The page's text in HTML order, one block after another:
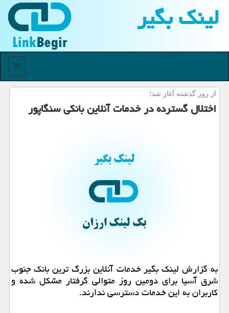
لینك بگیر
منو
از روز گذشته آغاز شد؛
اختلال گسترده در خدمات آنلاین بانکی سنگاپور
به گزارش لینک بگیر خدمات آنلاین بزرگ ترین بانک جنوب
شرق آسیا برای دومین روز متوالی گرفتار مشکل شده و
کاربران به این خدمات دسترسی ندارند.